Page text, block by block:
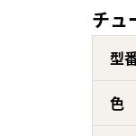
チュ
型
色